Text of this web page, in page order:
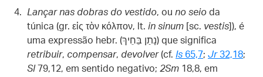
Lançar nas dobras do vestido, ou no seio da
túnica (gr. εἰς τὸν κόλπον, lt. in sinum [sc. vestis ]), é
uma expressão hebr. (נָתַן בֵּחֵיךְ) que significa
retribuir, compensar, devolver(cf. Is 65,7; Jr32,18;
Sl 79,12, em sentido negativo; 2Sm 18,8, em